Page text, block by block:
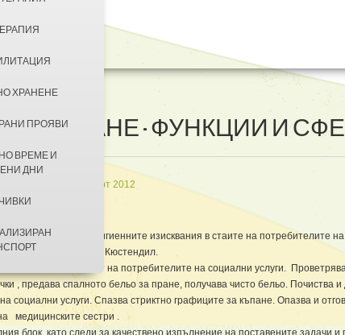
ПРЕБИВАВАНЕ
ХРАНЕНЕ
ПРОЯВИ
ВРЕМЕ И
ДНИ
- ФУНКЦИИ И
Създадена на 27 март 2012
за санитарно-хигиенните изисквания в стаите на потребителите
„ ИЛЬО ВОЙВОДА“ – Кюстендил.
и вечерен тоалет на потребителите на социални услуги.
, предава спалното бельо за пране, получава чисто бельо.
социални услуги. Спазва стриктно графиците за къпане. Опазва и
медицинските сестри .
блок, като следи за качествено изпълнение на поставените задачи